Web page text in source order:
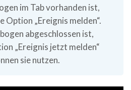
im Tab vorhanden ist,
Option „Ereignis melden“.
abgeschlossen ist,
„Ereignis jetzt melden“
sie nutzen.